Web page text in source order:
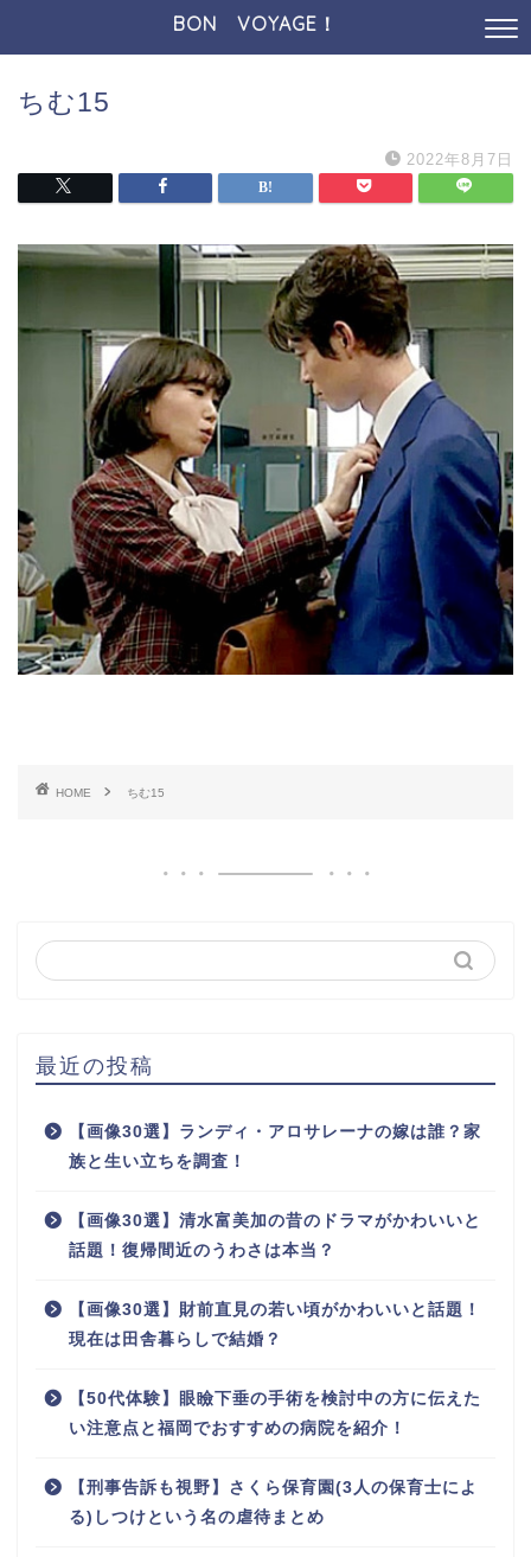
BON VOYAGE！
ちむ15
2022年8月7日
HOME ちむ15
最近の投稿
【画像30選】ランディ・アロサレーナの嫁は誰？家
族と生い立ちを調査！
【画像30選】清水富美加の昔のドラマがかわいいと
話題！復帰間近のうわさは本当？
【画像30選】財前直見の若い頃がかわいいと話題！
現在は田舎暮らしで結婚？
【50代体験】眼瞼下垂の手術を検討中の方に伝えた
い注意点と福岡でおすすめの病院を紹介！
【刑事告訴も視野】さくら保育園(3人の保育士によ
る)しつけという名の虐待まとめ